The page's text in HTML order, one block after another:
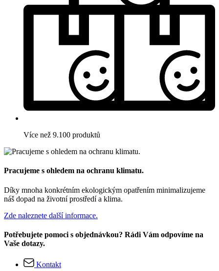
Více než 9.100 produktů
Pracujeme s ohledem na ochranu klimatu.
Díky mnoha konkrétním ekologickým opatřením minimalizujeme
náš dopad na životní prostředí a klima.
Zde naleznete další informace.
Potřebujete pomoci s objednávkou? Rádi Vám odpovíme na
Vaše dotazy.
Kontakt